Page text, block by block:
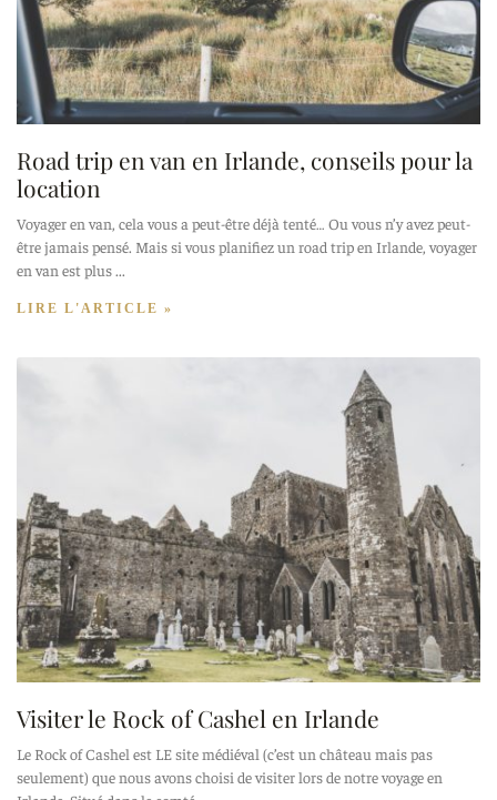
Road trip en van en Irlande, conseils pour la
location
Voyager en van, cela vous a peut-être déjà tenté… Ou vous n’y avez peut-
être jamais pensé. Mais si vous planifiez un road trip en Irlande, voyager
en van est plus
LIRE L'ARTICLE »
Visiter le Rock of Cashel en Irlande
Le Rock of Cashel est LE site médiéval (c’est un château mais pas
seulement) que nous avons choisi de visiter lors de notre voyage en